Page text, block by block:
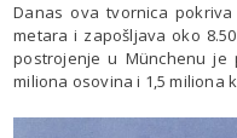
Danas ova tvornica
metara i zapošljava oko
postrojenje u Münchenu je
miliona osovina i 1,5 miliona